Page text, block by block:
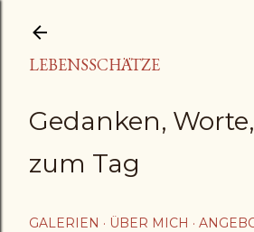
LEBENSSCHÄTZE
Gedanken,
zum Tag
GALERIEN ÜBER MICH